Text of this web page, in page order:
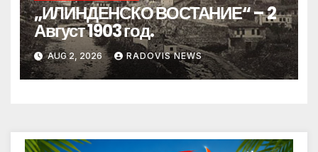
„ИЛИНДЕНСКО ВОСТАНИЕ“ – 2
Август 1903 год.
AUG 2, 2026 RADOVIS NEWS